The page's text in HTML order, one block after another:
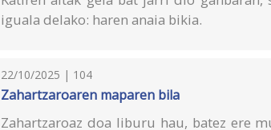
iguala delako: haren anaia bikia.
22/10/2025 | 104
Zahartzaroaren maparen bila
Zahartzaroaz doa liburu hau, batez ere